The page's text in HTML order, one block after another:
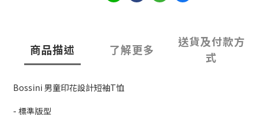
商品描述 了解更多
送貨及付款方
式
Bossini 男童印花設計短袖T恤
- 標準版型